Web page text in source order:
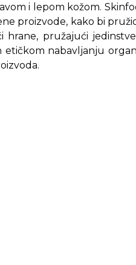
i lepom kožom.
proizvode, kako bi
hrane, pružajući
etičkom nabavljanju